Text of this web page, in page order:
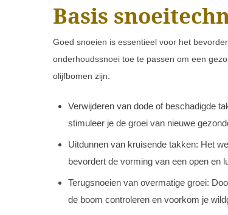
Basis
Goed snoeien is essentieel voor het
onderhoudssnoei toe te passen om een
olijfbomen zijn:
Verwijderen van dode of beschadigde
stimuleer je de groei van nieuwe
Uitdunnen van kruisende takken: Het
bevordert de vorming van een open en
Terugsnoeien van overmatige groei:
de boom controleren en voorkom je